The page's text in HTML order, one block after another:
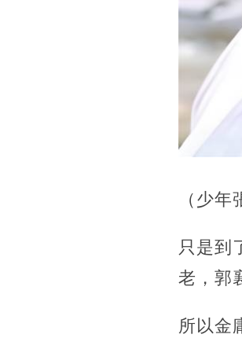
（少年
只是到
老，郭
所以金